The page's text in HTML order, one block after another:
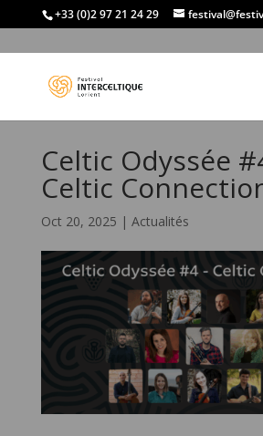
+33 (0)2 97 21 24 29
Celtic Odyssée
Celtic
Oct 20, 2025 | Actualités